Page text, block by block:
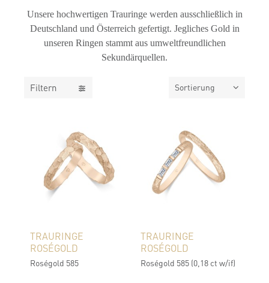
FILTER
Unsere hochwertigen Trauringe werden ausschließlich in
Deutschland und Österreich gefertigt. Jegliches Gold in
unseren Ringen stammt aus umweltfreundlichen
Sekundärquellen.
Filtern Sortierung
TRAURINGE
ROSÉGOLD
Roségold 585
TRAURINGE
ROSÉGOLD
Roségold 585 (0,18 ct w/if)